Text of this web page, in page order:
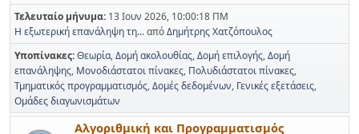
Τελευταίο μήνυμα: 13 Ιουν 2026, 10:00:18 ΠΜ
Η εξωτερική επανάληψη τη...απόΔημήτρης Χατζόπουλος
Υποπίνακες Θεωρία Δομή ακολουθίας Δομή επιλογής Δομή
επανάληψης Μονοδιάστατοι πίνακες Πολυδιάστατοι πίνακες
Τμηματικός προγραμματισμός Δομές δεδομένων Γενικές εξετάσεις
Ομάδες διαγωνισμάτων
Αλγοριθμική και Προγραμματισμός